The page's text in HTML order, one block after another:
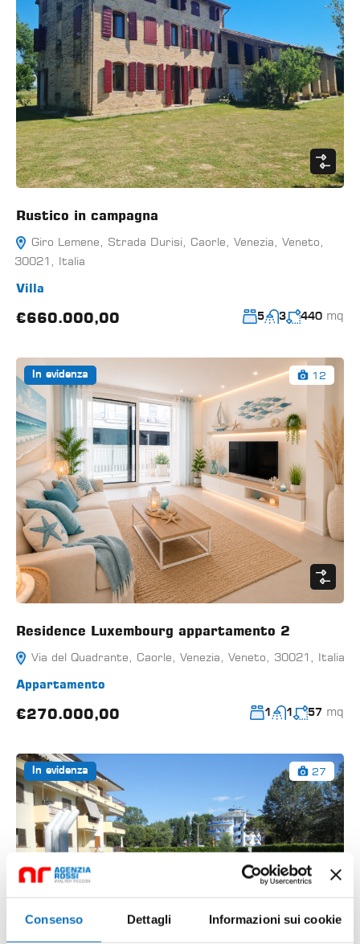
Consenso Dettagli Informazioni sui cookie
Rustico in campagna
Giro Lemene, Strada Durisi, Caorle, Venezia, Veneto,
30021, Italia
Villa
€660.000,00 5 3 440 mq
In evidenza 12
Residence Luxembourg appartamento 2
Via del Quadrante, Caorle, Venezia, Veneto, 30021, Italia
Appartamento
€270.000,00 1 1 57 mq
In evidenza 27